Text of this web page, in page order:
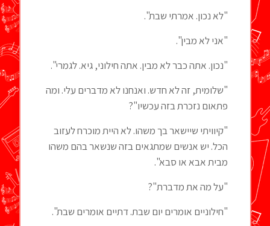
"לא נכון. אמרתי שבת".
"אני לא מבין".
"נכון. אתה כבר לא מבין. אתה חילוני, גיא. לגמרי".
"שלומית, זה לא חדש. ואנחנו לא מדברים עלי. ומה
פתאום נזכרת בזה עכשיו"?
"קיוויתי שיישאר בך משהו. לא היית מוכרח לעזוב
הכל. יש אנשים שמתגאים בזה שנשאר בהם משהו
מבית אבא או סבא".
"על מה את מדברת"?
"חילוניים אומרים יום שבת. דתיים אומרים שבת".